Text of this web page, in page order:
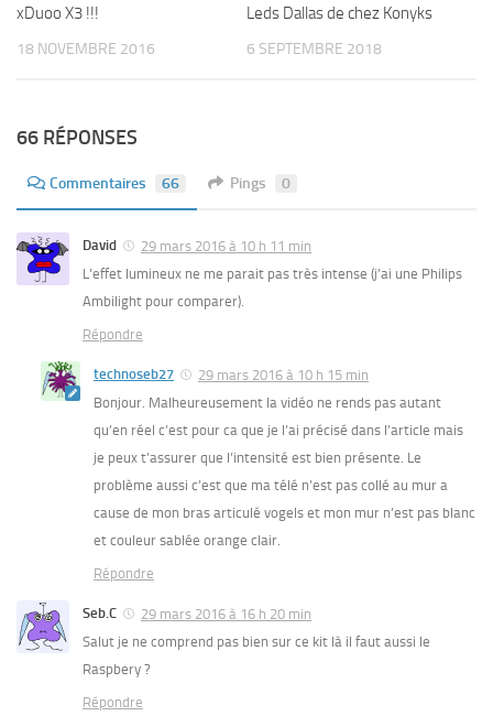
xDuoo X3 !!!
18 NOVEMBRE 2016
Leds Dallas de chez Konyks
6 SEPTEMBRE 2018
66 RÉPONSES
Commentaires 66 Pings 0
David
29 mars 2016 à 10 h 11 min
L’effet lumineux ne me parait pas très intense (j’ai une Philips
Ambilight pour comparer).
Répondre
technoseb27
29 mars 2016 à 10 h 15 min
Bonjour. Malheureusement la vidéo ne rends pas autant
qu’en réel c’est pour ca que je l’ai précisé dans l’article mais
je peux t’assurer que l’intensité est bien présente. Le
problème aussi c’est que ma télé n’est pas collé au mur a
cause de mon bras articulé vogels et mon mur n’est pas blanc
et couleur sablée orange clair.
Répondre
Seb.C
29 mars 2016 à 16 h 20 min
Salut je ne comprend pas bien sur ce kit là il faut aussi le
Raspbery ?
Répondre